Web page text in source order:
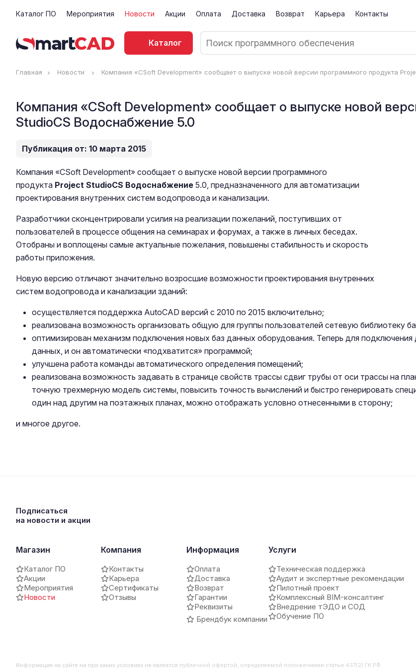
Каталог ПО Мероприятия Новости Акции Оплата Доставка Возврат Карьера Контакты
Каталог
Главная Новости Компания «CSoft Development» сообщает о выпуске новой версии программного продукта
Компания «CSoft Development» сообщает о выпуске новой
StudioCS Водоснабжение 5.0
Публикация от: 10 марта 2015
Компания «CSoft Development» сообщает о выпуске новой версии программного
продукта Project StudioCS Водоснабжение 5.0, предназначенного для автоматизации
проектирования внутренних систем водопровода и канализации.
Разработчики сконцентрировали усилия на реализации пожеланий, поступивших от
пользователей в процессе общения на семинарах и форумах, а также в личных беседах.
Отобраны и воплощены самые актуальные пожелания, повышены стабильность и скорость
работы приложения.
Новую версию отличают значительно возросшие возможности проектирования внутренних
систем водопровода и канализации зданий:
осуществляется поддержка AutoCAD версий с 2010 по 2015 включительно;
реализована возможность организовать общую для группы пользователей сетевую библиотеку
оптимизирован механизм подключения новых баз данных оборудования. Теперь для
данных, и он автоматически «подхватится» программой;
улучшена работа команды автоматического определения помещений;
реализована возможность задавать в странице свойств трассы сдвиг трубы от оси трассы на
точную трехмерную модель системы, повысить точность вычислений и быстро генерировать
один над другим на поэтажных планах, можно отображать условно отнесенными в сторону;
и многое другое.
Подписаться
на новости и акции
Магазин
Каталог ПО
Акции
Мероприятия
Новости
Компания
Контакты
Карьера
Сертификаты
Отзывы
Информация
Оплата
Доставка
Возврат
Гарантии
Реквизиты
Брендбук компании
Услуги
Техническая поддержка
Аудит и экспертные рекомендации
Пилотный проект
Комплексный BIM-консалтинг
Внедрение тЭДО и СОД
Обучение ПО
Информация на сайте ни при каких условиях не является публичной офертой, определяемой положениями статьи 437(2) ГК РФ.